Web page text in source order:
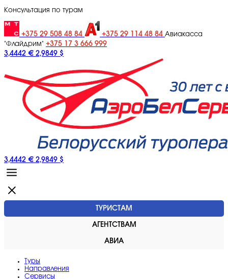
Консультация по турам
+375 29 508 48 84 +375 29 114 48 84 Авиакасса
"Флайдрим" +375 17 3 666 999
3,4442 € 2,9849 $
3,4442 € 2,9849 $
ТУРИСТАМ
АГЕНТСТВАМ
АВИА
Туры
Направления
Сервисы